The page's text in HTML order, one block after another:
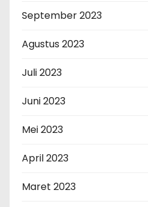
September 2023
Agustus 2023
Juli 2023
Juni 2023
Mei 2023
April 2023
Maret 2023